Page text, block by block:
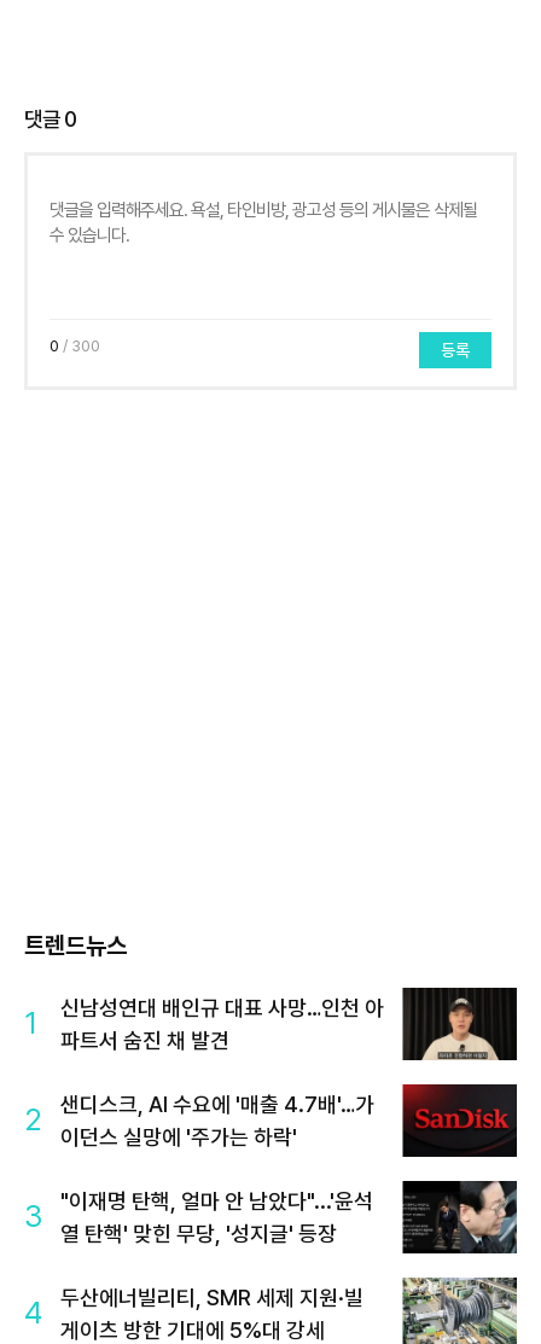
댓글0
0 / 300 등록
트렌드뉴스
1
신남성연대 배인규 대표 사망…인천 아
파트서 숨진 채 발견
2
샌디스크, AI 수요에 '매출 4.7배'…가
이던스 실망에 '주가는 하락'
3
"이재명 탄핵, 얼마 안 남았다"...'윤석
열 탄핵' 맞힌 무당, '성지글' 등장
4
두산에너빌리티, SMR 세제 지원·빌
게이츠 방한 기대에 5%대 강세